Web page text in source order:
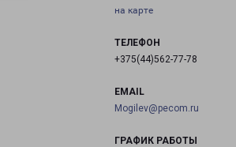
на карте
ТЕЛЕФОН
+375(44)562-77-78
EMAIL
Mogilev@pecom.ru
ГРАФИК РАБОТЫ